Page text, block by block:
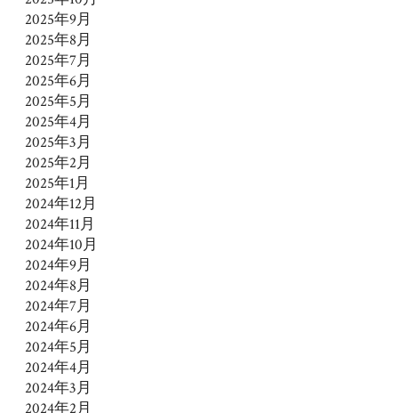
2025年9月
2025年8月
2025年7月
2025年6月
2025年5月
2025年4月
2025年3月
2025年2月
2025年1月
2024年12月
2024年11月
2024年10月
2024年9月
2024年8月
2024年7月
2024年6月
2024年5月
2024年4月
2024年3月
2024年2月